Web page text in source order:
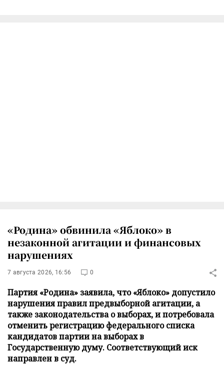
«Родина» обвинила «Яблоко» в
незаконной агитации и финансовых
нарушениях
7 августа 2026, 16:56 0
Партия «Родина» заявила, что «Яблоко» допустило
нарушения правил предвыборной агитации, а
также законодательства о выборах, и потребовала
отменить регистрацию федерального списка
кандидатов партии на выборах в
Государственную думу. Соответствующий иск
направлен в суд.